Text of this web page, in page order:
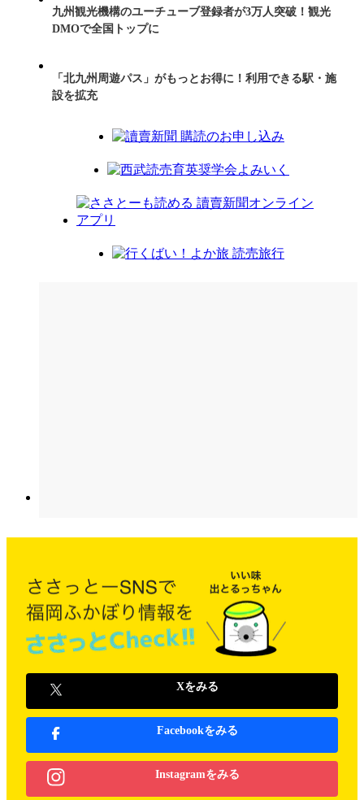
九州観光機構のユーチューブ登録者が3万人突破！観光
DMOで全国トップに
「北九州周遊パス」がもっとお得に！利用できる駅・施
設を拡充
Xをみる
Facebookをみる
Instagramをみる